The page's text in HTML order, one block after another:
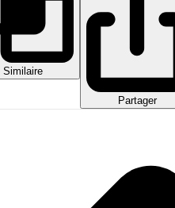
Similaire
Partager